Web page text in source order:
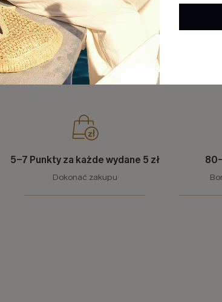
ZDOBYCIA
5-7 Punkty za każde wydane 5 zł
Dokonać zakupu